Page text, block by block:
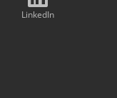
LinkedIn